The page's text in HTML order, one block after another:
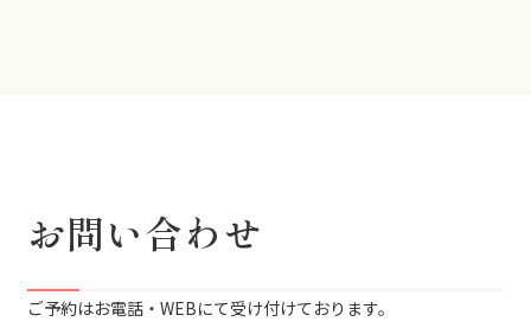
お問い合わせ
ご予約はお電話・WEBにて受け付けております。